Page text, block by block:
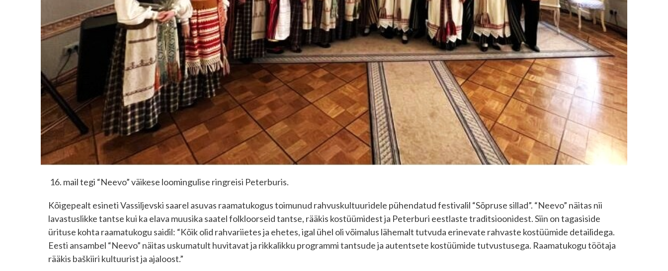
mail tegi “Neevo” väikese loomingulise ringreisi Peterburis.
Kõigepealt esineti Vassiljevski saarel asuvas raamatukogus toimunud rahvuskultuuridele pühendatud festivalil “Sõpruse sillad”. “Neevo” näitas nii
lavastuslikke tantse kui ka elava muusika saatel folkloorseid tantse, rääkis kostüümidest ja Peterburi eestlaste traditsioonidest. Siin on tagasiside
ürituse kohta raamatukogu saidil: “Kõik olid rahvariietes ja ehetes, igal ühel oli võimalus lähemalt tutvuda erinevate rahvaste kostüümide detailidega.
Eesti ansambel “Neevo” näitas uskumatult huvitavat ja rikkalikku programmi tantsude ja autentsete kostüümide tutvustusega. Raamatukogu töötaja
rääkis baškiiri kultuurist ja ajaloost.”